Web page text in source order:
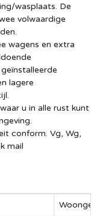
wasplaats. De
volwaardige
wagens en extra
lagere
u in alle rust kunt
conform. Vg, Wg,
mail